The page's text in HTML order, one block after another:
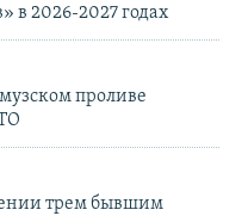
в 2026-2027 годах
проливе
трем бывшим